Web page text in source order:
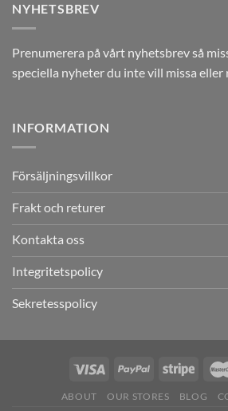
NYHETSBREV
Prenumerera på vårt nyhetsbrev så
speciella nyheter du inte vill missa eller
INFORMATION
Försäljningsvillkor
Frakt och returer
Kontakta oss
Integritetspolicy
Sekretesspolicy
ABOUT OUR STORES BLOG